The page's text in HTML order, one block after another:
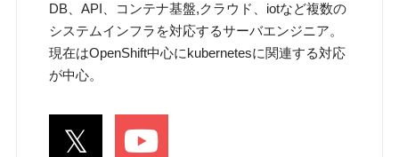
DB、API、コンテナ基盤,クラウド、iotなど複数の
システムインフラを対応するサーバエンジニア。
現在はOpenShift中心にkubernetesに関連する対応
が中心。